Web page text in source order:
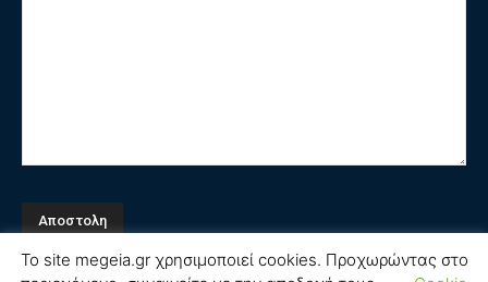
Το site megeia.gr χρησιμοποιεί cookies. Προχωρώντας στο